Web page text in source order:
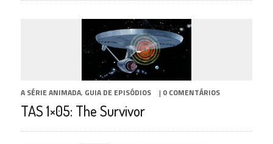
A SÉRIE ANIMADA, GUIA DE EPISÓDIOS | 0 COMENTÁRIOS
TAS 1×05: The Survivor